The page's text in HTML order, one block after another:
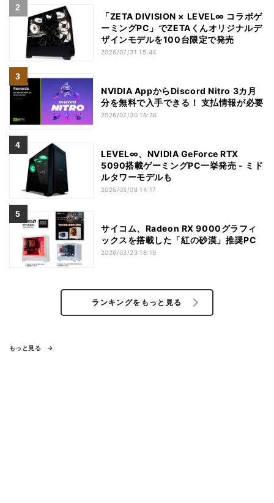
「ZETA DIVISION × LEVEL∞ コラボゲ
ーミングPC」でZETAくんオリジナルデ
ザインモデルを100台限定で発売
2026/07/31 15:44
NVIDIA AppからDiscord Nitro 3カ月
分を無料で入手できる！ 支払情報が必要
2026/07/30 16:26
LEVEL∞、NVIDIA GeForce RTX
5090搭載ゲーミングPC一挙発売 - ミド
ルタワーモデルも
2026/05/08 14:17
サイコム、Radeon RX 9000グラフィ
ックスを搭載した「紅の砂漠」推奨PC
2026/03/23 18:19
ランキングをもっと見る
もっと見る